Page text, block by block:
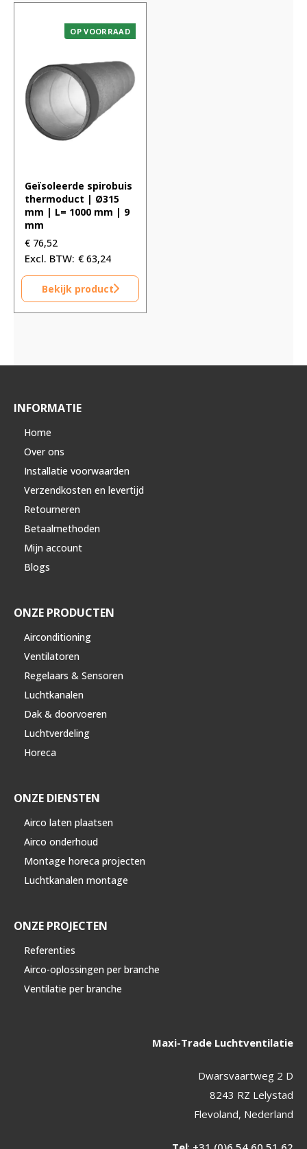
OP VOORRAAD
Geïsoleerde spirobuis
thermoduct | Ø315
mm | L= 1000 mm | 9
mm
€ 76,52
€ 63,24
Bekijk product
INFORMATIE
Home
Over ons
Installatie voorwaarden
Verzendkosten en levertijd
Retourneren
Betaalmethoden
Mijn account
Blogs
ONZE PRODUCTEN
Airconditioning
Ventilatoren
Regelaars & Sensoren
Luchtkanalen
Dak & doorvoeren
Luchtverdeling
Horeca
ONZE DIENSTEN
Airco laten plaatsen
Airco onderhoud
Montage horeca projecten
Luchtkanalen montage
ONZE PROJECTEN
Referenties
Airco-oplossingen per branche
Ventilatie per branche
Maxi-Trade Luchtventilatie
Dwarsvaartweg 2 D
8243 RZ Lelystad
Flevoland, Nederland